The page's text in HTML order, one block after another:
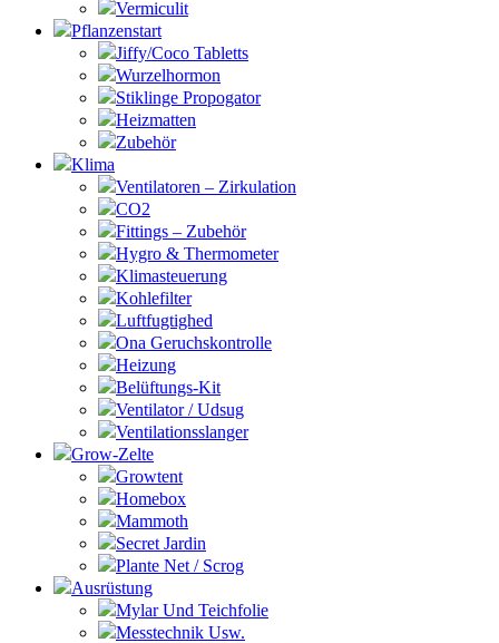
Vermiculit
Pflanzenstart
Jiffy/Coco Tabletts
Wurzelhormon
Stiklinge Propogator
Heizmatten
Zubehör
Klima
Ventilatoren – Zirkulation
CO2
Fittings – Zubehör
Hygro & Thermometer
Klimasteuerung
Kohlefilter
Luftfugtighed
Ona Geruchskontrolle
Heizung
Belüftungs-Kit
Ventilator / Udsug
Ventilationsslanger
Grow-Zelte
Growtent
Homebox
Mammoth
Secret Jardin
Plante Net / Scrog
Ausrüstung
Mylar Und Teichfolie
Messtechnik Usw.